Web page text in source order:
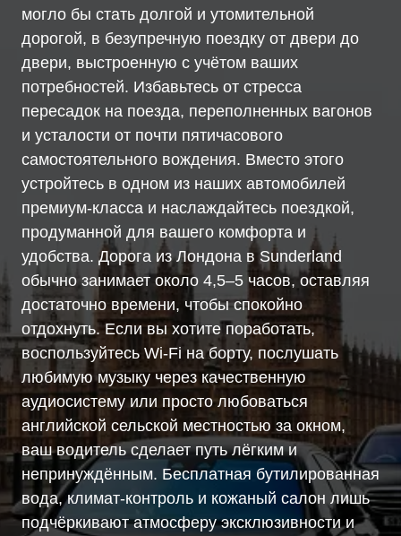
могло бы стать долгой и утомительной
дорогой, в безупречную поездку от двери до
двери, выстроенную с учётом ваших
потребностей. Избавьтесь от стресса
пересадок на поезда, переполненных вагонов
и усталости от почти пятичасового
самостоятельного вождения. Вместо этого
устройтесь в одном из наших автомобилей
премиум-класса и наслаждайтесь поездкой,
продуманной для вашего комфорта и
удобства. Дорога из Лондона в Sunderland
обычно занимает около 4,5–5 часов, оставляя
достаточно времени, чтобы спокойно
отдохнуть. Если вы хотите поработать,
воспользуйтесь Wi-Fi на борту, послушать
любимую музыку через качественную
аудиосистему или просто любоваться
английской сельской местностью за окном,
ваш водитель сделает путь лёгким и
непринуждённым. Бесплатная бутилированная
вода, климат-контроль и кожаный салон лишь
подчёркивают атмосферу эксклюзивности и